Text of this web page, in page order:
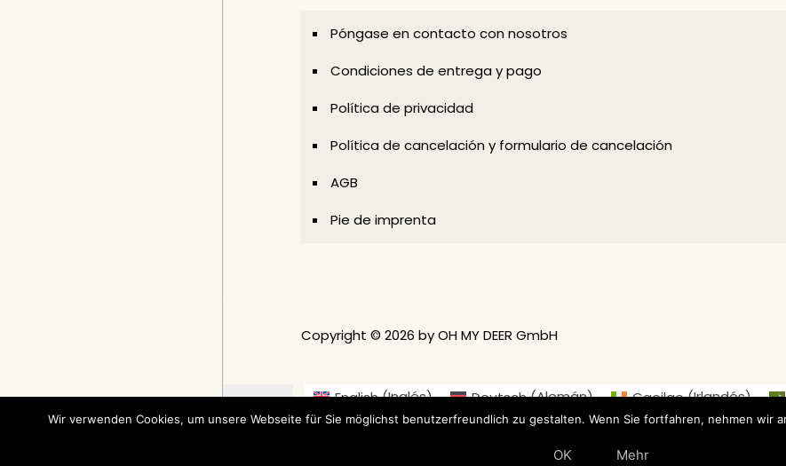
Póngase en contacto con nosotros
Condiciones de entrega y pago
Política de privacidad
Política de cancelación y formulario de cancelación
AGB
Pie de imprenta
Copyright © 2026 by OH MY DEER GmbH
English(Inglés) Deutsch(Alemán) Gaeilge(Irlandés)
Nederlands (Holandés) Suomi( Finlandés) Français(Francés)
Русский
Ruso
Wir verwenden Cookies, um unsere Webseite für Sie möglichst benutzerfreundlich zu gestalten. Wenn Sie fortfahren, nehmen wir
OK Mehr